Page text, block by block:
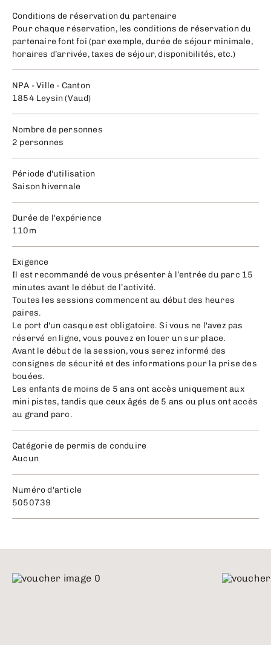
Conditions de réservation du partenaire
Pour chaque réservation, les conditions de réservation du
partenaire font foi (par exemple, durée de séjour minimale,
horaires d’arrivée, taxes de séjour, disponibilités, etc.)
NPA - Ville - Canton
1854 Leysin (Vaud)
Nombre de personnes
2 personnes
Période d'utilisation
Saison hivernale
Durée de l'expérience
110m
Exigence
Il est recommandé de vous présenter à l’entrée du parc 15
minutes avant le début de l’activité.
Toutes les sessions commencent au début des heures
paires.
Le port d'un casque est obligatoire. Si vous ne l'avez pas
réservé en ligne, vous pouvez en louer un sur place.
Avant le début de la session, vous serez informé des
consignes de sécurité et des informations pour la prise des
bouées.
Les enfants de moins de 5 ans ont accès uniquement aux
mini pistes, tandis que ceux âgés de 5 ans ou plus ont accès
au grand parc.
Catégorie de permis de conduire
Aucun
Numéro d'article
5050739